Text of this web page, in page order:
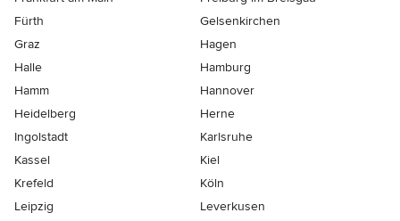
Fürth
Gelsenkirchen
Graz
Hagen
Halle
Hamburg
Hamm
Hannover
Heidelberg
Herne
Ingolstadt
Karlsruhe
Kassel
Kiel
Krefeld
Köln
Leipzig
Leverkusen